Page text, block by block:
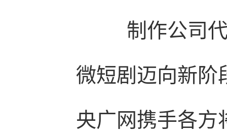
制作公司
微短剧迈向新阶
央广网携手各方